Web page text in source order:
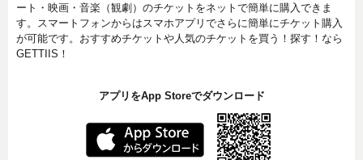
ート・映画・音楽（観劇）のチケットをネットで簡単に購入できま
す。スマートフォンからはスマホアプリでさらに簡単にチケット購入
が可能です。おすすめチケットや人気のチケットを買う！探す！なら
GETTIIS！
アプリをApp Storeでダウンロード